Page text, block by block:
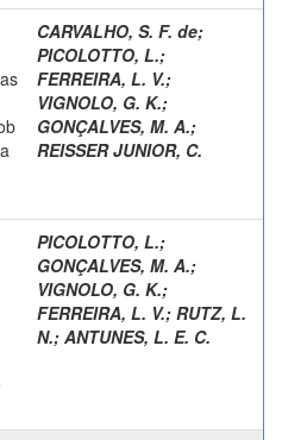
CARVALHO, S. F. de;
PICOLOTTO, L.;
FERREIRA, L. V.;
VIGNOLO, G. K.;
GONÇALVES, M. A.;
REISSER JUNIOR, C.
PICOLOTTO, L.;
GONÇALVES, M. A.;
VIGNOLO, G. K.;
FERREIRA, L. V.; RUTZ, L.
N.; ANTUNES, L. E. C.